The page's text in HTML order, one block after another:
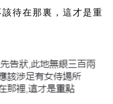
待在那裏，這才是重